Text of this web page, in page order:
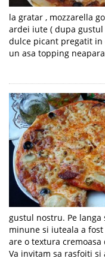
la gratar , mozzarella
ardei iute ( dupa
dulce picant pregatit in
un asa topping
gustul nostru. Pe
minune si iuteala a
are o textura
Va invitam sa rasfoiti